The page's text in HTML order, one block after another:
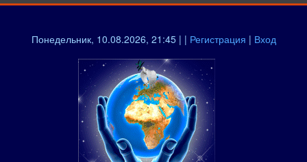
Понедельник, 10.08.2026, 21:45 | | Регистрация | Вход